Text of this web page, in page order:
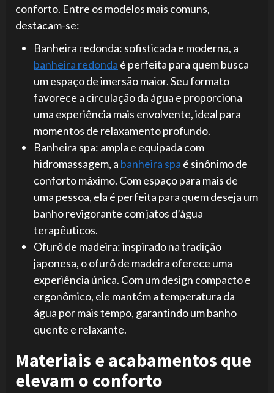
conforto. Entre os modelos mais comuns,
destacam-se:
Banheira redonda: sofisticada e moderna, a
banheira redonda é perfeita para quem busca
um espaço de imersão maior. Seu formato
favorece a circulação da água e proporciona
uma experiência mais envolvente, ideal para
momentos de relaxamento profundo.
Banheira spa: ampla e equipada com
hidromassagem, a banheira spa é sinônimo de
conforto máximo. Com espaço para mais de
uma pessoa, ela é perfeita para quem deseja um
banho revigorante com jatos d’água
terapêuticos.
Ofurô de madeira: inspirado na tradição
japonesa, o ofurô de madeira oferece uma
experiência única. Com um design compacto e
ergonômico, ele mantém a temperatura da
água por mais tempo, garantindo um banho
quente e relaxante.
Materiais e acabamentos que
elevam o conforto